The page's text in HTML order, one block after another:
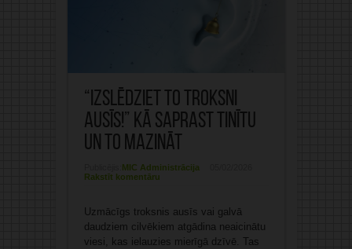
“Izslēdziet to troksni
ausīs!” Kā saprast tinītu
un to mazināt
MIC Administrācija
Rakstīt komentāru
Uzmācīgs troksnis ausīs vai galvā
daudziem cilvēkiem atgādina neaicinātu
viesi, kas ielauzies mierīgā dzīvē. Tas